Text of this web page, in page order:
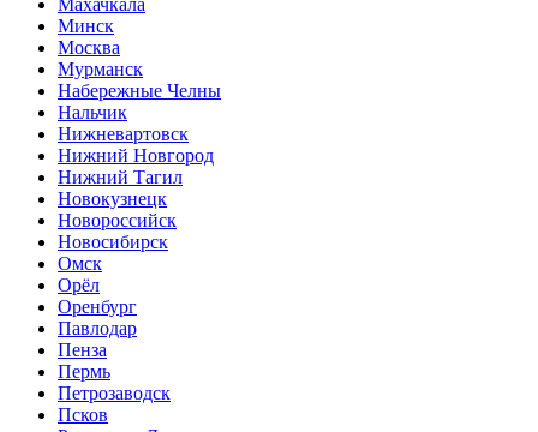
Махачкала
Минск
Москва
Мурманск
Набережные Челны
Нальчик
Нижневартовск
Нижний Новгород
Нижний Тагил
Новокузнецк
Новороссийск
Новосибирск
Омск
Орёл
Оренбург
Павлодар
Пенза
Пермь
Петрозаводск
Псков